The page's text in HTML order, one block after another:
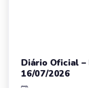
Diário Oficial –
16/07/2026